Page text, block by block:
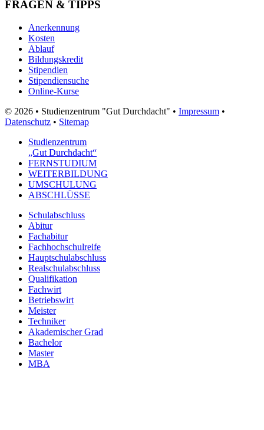
FRAGEN & TIPPS
Anerkennung
Kosten
Ablauf
Bildungskredit
Stipendien
Stipendiensuche
Online-Kurse
© 2026 • Studienzentrum "Gut Durchdacht" • Impressum •
Datenschutz • Sitemap
Studienzentrum
„Gut Durchdacht“
FERNSTUDIUM
WEITERBILDUNG
UMSCHULUNG
ABSCHLÜSSE
Schulabschluss
Abitur
Fachabitur
Fachhochschulreife
Hauptschulabschluss
Realschulabschluss
Qualifikation
Fachwirt
Betriebswirt
Meister
Techniker
Akademischer Grad
Bachelor
Master
MBA